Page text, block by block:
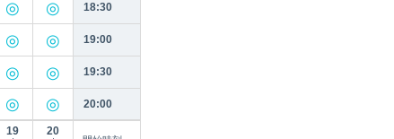
18:30
19:00
19:30
20:00
19 20